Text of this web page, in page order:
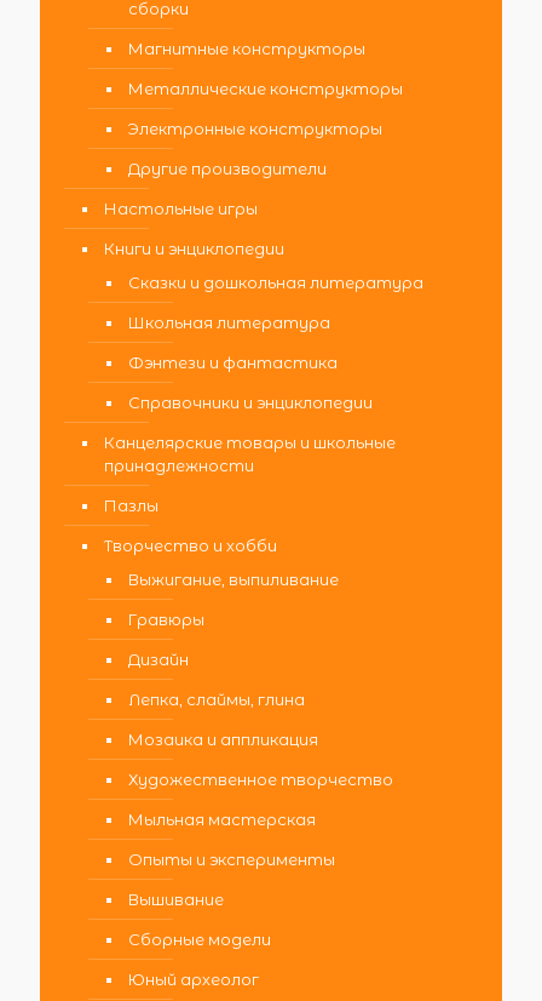
сборки
Магнитные конструкторы
Металлические конструкторы
Электронные конструкторы
Другие производители
Настольные игры
Книги и энциклопедии
Сказки и дошкольная литература
Школьная литература
Фэнтези и фантастика
Справочники и энциклопедии
Канцелярские товары и школьные
принадлежности
Пазлы
Творчество и хобби
Выжигание, выпиливание
Гравюры
Дизайн
Лепка, слаймы, глина
Мозаика и аппликация
Художественное творчество
Мыльная мастерская
Опыты и эксперименты
Вышивание
Сборные модели
Юный археолог